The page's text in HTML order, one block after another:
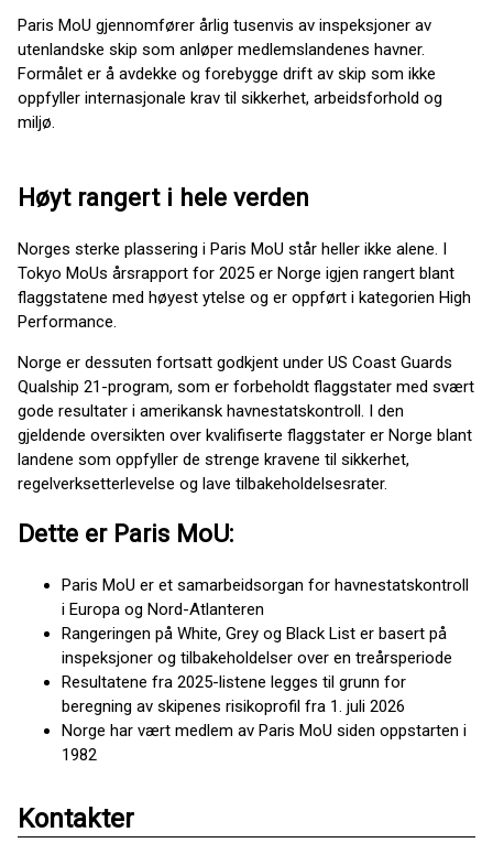
Paris MoU gjennomfører årlig tusenvis av inspeksjoner av
utenlandske skip som anløper medlemslandenes havner.
Formålet er å avdekke og forebygge drift av skip som ikke
oppfyller internasjonale krav til sikkerhet, arbeidsforhold og
miljø.
Høyt rangert i hele verden
Norges sterke plassering i Paris MoU står heller ikke alene. I
Tokyo MoUs årsrapport for 2025 er Norge igjen rangert blant
flaggstatene med høyest ytelse og er oppført i kategorien High
Performance.
Norge er dessuten fortsatt godkjent under US Coast Guards
Qualship 21-program, som er forbeholdt flaggstater med svært
gode resultater i amerikansk havnestatskontroll. I den
gjeldende oversikten over kvalifiserte flaggstater er Norge blant
landene som oppfyller de strenge kravene til sikkerhet,
regelverksetterlevelse og lave tilbakeholdelsesrater.
Dette er Paris MoU:
Paris MoU er et samarbeidsorgan for havnestatskontroll
i Europa og Nord-Atlanteren
Rangeringen på White, Grey og Black List er basert på
inspeksjoner og tilbakeholdelser over en treårsperiode
Resultatene fra 2025-listene legges til grunn for
beregning av skipenes risikoprofil fra 1. juli 2026
Norge har vært medlem av Paris MoU siden oppstarten i
1982
Kontakter